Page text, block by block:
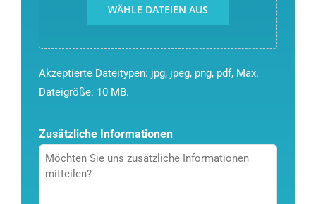
WÄHLE DATEIEN AUS
Akzeptierte Dateitypen: jpg, jpeg, png, pdf, Max.
Dateigröße: 10 MB.
Zusätzliche Informationen